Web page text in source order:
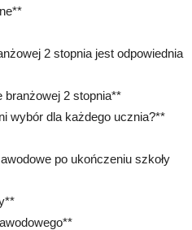
2 stopnia jest odpowiednia
branżowej 2 stopnia**
wybór dla każdego ucznia?**
po ukończeniu szkoły